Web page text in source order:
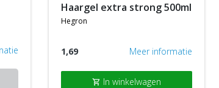
haargel extra strong 500ml
hegron
1,69 Meer informatie
shopping_cart In winkelwagen